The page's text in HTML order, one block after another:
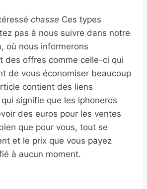
chasse Ces types
pas à nous suivre dans notre
où nous informerons
des offres comme celle-ci qui
de vous économiser beaucoup
contient des liens
signifie que les iphoneros
des euros pour les ventes
que pour vous, tout se
et le prix que vous payez
à aucun moment.